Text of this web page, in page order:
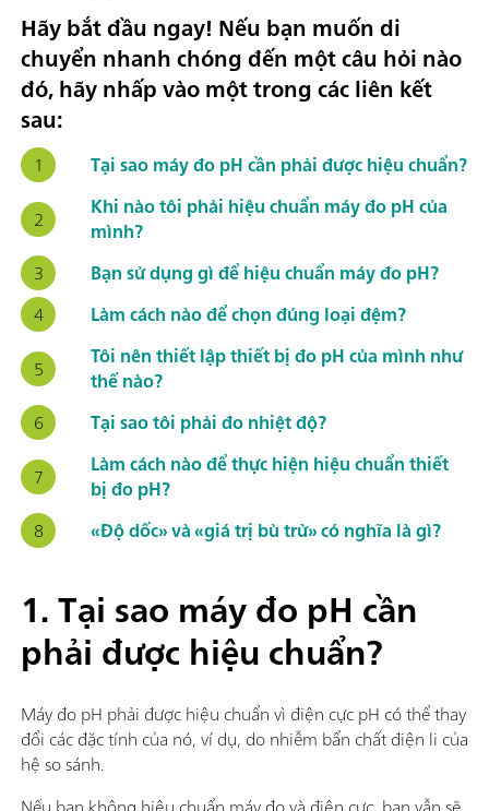
Hãy bắt đầu ngay! Nếu bạn muốn di
chuyển nhanh chóng đến một câu hỏi nào
đó, hãy nhấp vào một trong các liên kết
sau:
Tại sao máy đo pH cần phải được hiệu chuẩn?
Khi nào tôi phải hiệu chuẩn máy đo pH của
mình?
Bạn sử dụng gì để hiệu chuẩn máy đo pH?
Làm cách nào để chọn đúng loại đệm?
Tôi nên thiết lập thiết bị đo pH của mình như
thế nào?
Tại sao tôi phải đo nhiệt độ?
Làm cách nào để thực hiện hiệu chuẩn thiết
bị đo pH?
«Độ dốc» và «giá trị bù trừ» có nghĩa là gì?
1. Tại sao máy đo pH cần
phải được hiệu chuẩn?
Máy đo pH phải được hiệu chuẩn vì điện cực pH có thể thay
đổi các đặc tính của nó, ví dụ, do nhiễm bẩn chất điện li của
hệ so sánh.